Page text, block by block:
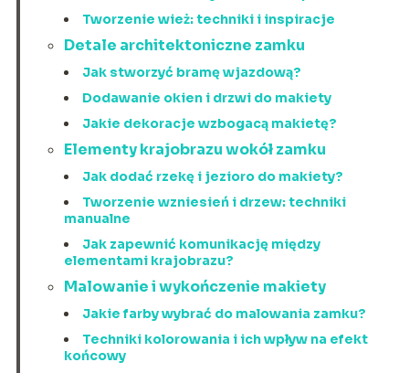
Tworzenie wież: techniki i inspiracje
Detale architektoniczne zamku
Jak stworzyć bramę wjazdową?
Dodawanie okien i drzwi do makiety
Jakie dekoracje wzbogacą makietę?
Elementy krajobrazu wokół zamku
Jak dodać rzekę i jezioro do makiety?
Tworzenie wzniesień i drzew: techniki
manualne
Jak zapewnić komunikację między
elementami krajobrazu?
Malowanie i wykończenie makiety
Jakie farby wybrać do malowania zamku?
Techniki kolorowania i ich wpływ na efekt
końcowy